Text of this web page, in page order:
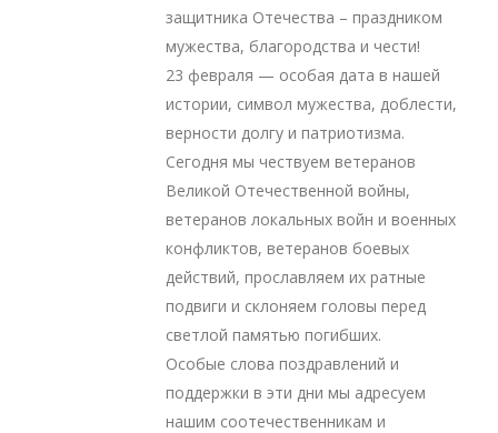
защитника Отечества – праздником
мужества, благородства и чести!
23 февраля — особая дата в нашей
истории, символ мужества, доблести,
верности долгу и патриотизма.
Сегодня мы чествуем ветеранов
Великой Отечественной войны,
ветеранов локальных войн и военных
конфликтов, ветеранов боевых
действий, прославляем их ратные
подвиги и склоняем головы перед
светлой памятью погибших.
Особые слова поздравлений и
поддержки в эти дни мы адресуем
нашим соотечественникам и